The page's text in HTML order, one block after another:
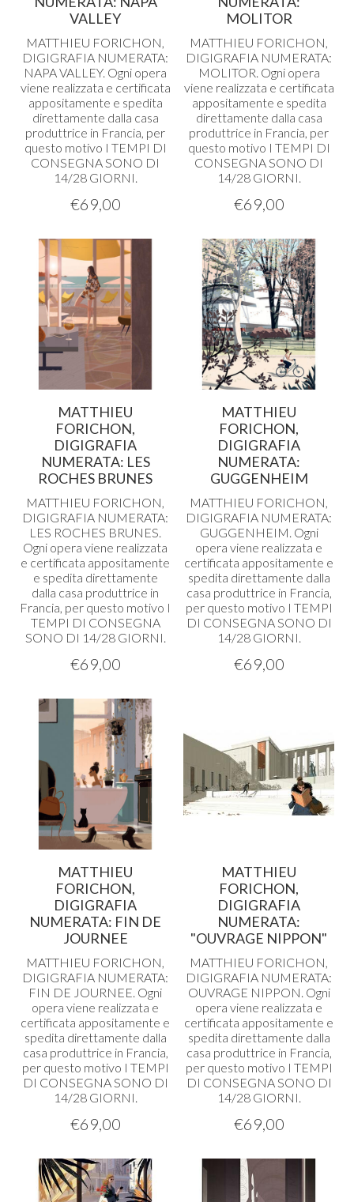
VALLEY
MATTHIEU FORICHON,
DIGIGRAFIA NUMERATA:
NAPAVALLEY. Ogni opera
viene realizzata e certificata
appositamente e spedita
direttamente dalla casa
produttrice in Francia, per
questo motivo I TEMPI DI
CONSEGNASONO DI
14/28 GIORNI.
€69,00
MOLITOR
MATTHIEU FORICHON,
DIGIGRAFIA NUMERATA:
MOLITOR. Ogni opera
viene realizzata e certificata
appositamente e spedita
direttamente dalla casa
produttrice in Francia, per
questo motivo I TEMPI DI
CONSEGNASONO DI
14/28 GIORNI.
€69,00
MATTHIEU
FORICHON,
DIGIGRAFIA
NUMERATA: LES
ROCHES BRUNES
MATTHIEU FORICHON,
DIGIGRAFIA NUMERATA:
LES ROCHES BRUNES.
Ogni opera viene realizzata
e certificata appositamente
e spedita direttamente
dalla casa produttrice in
Francia, per questo motivo I
TEMPI DI CONSEGNA
SONO DI 14/28 GIORNI.
€69,00
MATTHIEU
FORICHON,
DIGIGRAFIA
NUMERATA:
GUGGENHEIM
MATTHIEU FORICHON,
DIGIGRAFIA NUMERATA:
GUGGENHEIM. Ogni
opera viene realizzata e
certificata appositamente e
spedita direttamente dalla
casa produttrice in Francia,
per questo motivo I TEMPI
DI CONSEGNASONO DI
14/28 GIORNI.
€69,00
MATTHIEU
FORICHON,
DIGIGRAFIA
NUMERATA: FIN DE
JOURNEE
MATTHIEU FORICHON,
DIGIGRAFIA NUMERATA:
FIN DE JOURNEE. Ogni
opera viene realizzata e
certificata appositamente e
spedita direttamente dalla
casa produttrice in Francia,
per questo motivo I TEMPI
DI CONSEGNASONO DI
14/28 GIORNI.
€69,00
MATTHIEU
FORICHON,
DIGIGRAFIA
NUMERATA:
"OUVRAGE NIPPON"
MATTHIEU FORICHON,
DIGIGRAFIA NUMERATA:
OUVRAGE NIPPON. Ogni
opera viene realizzata e
certificata appositamente e
spedita direttamente dalla
casa produttrice in Francia,
per questo motivo I TEMPI
DI CONSEGNASONO DI
14/28 GIORNI.
€69,00